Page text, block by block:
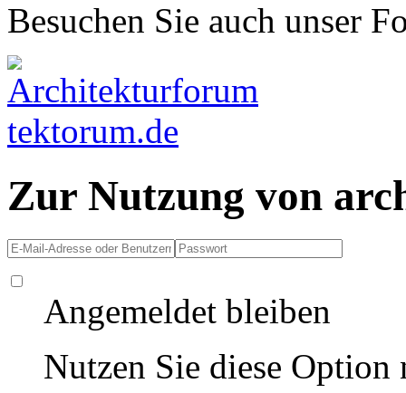
Besuchen Sie auch unser
Zur Nutzung von
Angemeldet bleiben
Nutzen Sie diese